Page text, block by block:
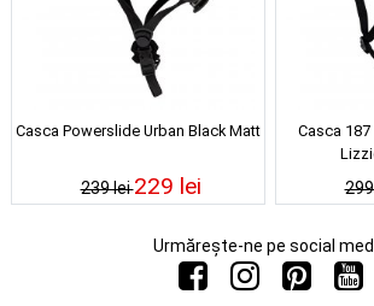
Casca Powerslide Urban Black Matt
239 lei229 lei
Casca 187
Urmărește-ne pe social